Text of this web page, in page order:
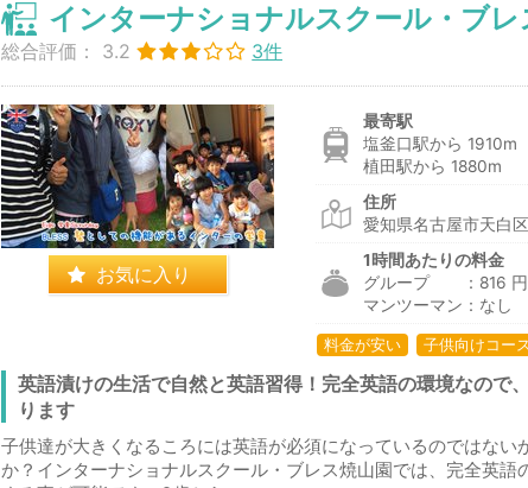
インターナショナルスクール・ブレ
総合評価： 3.2 3件
お気に入り
最寄駅
塩釜口駅から 1910m
植田駅から 1880m
住所
愛知県名古屋市天白
1時間あたりの料金
グループ ：816 円
マンツーマン：なし
料金が安い 子供向けコー
英語漬けの生活で自然と英語習得！完全英語の環境なので
ります
子供達が大きくなるころには英語が必須になっているのではない
か？インターナショナルスクール・ブレス焼山園では、完全英語